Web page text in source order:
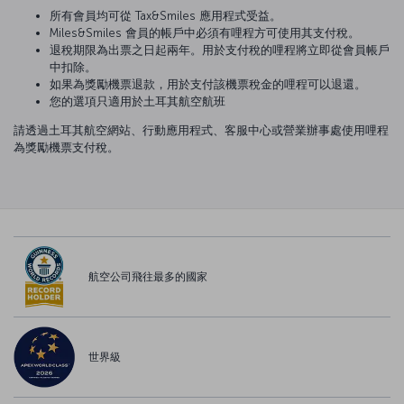
所有會員均可從 Tax&Smiles 應用程式受益。
Miles&Smiles 會員的帳戶中必須有哩程方可使用其支付稅。
退稅期限為出票之日起兩年。用於支付稅的哩程將立即從會員帳戶
中扣除。
如果為獎勵機票退款，用於支付該機票稅金的哩程可以退還。
您的選項只適用於土耳其航空航班
請透過土耳其航空網站、行動應用程式、客服中心或營業辦事處使用哩程
為獎勵機票支付稅。
航空公司飛往最多的國家
世界級